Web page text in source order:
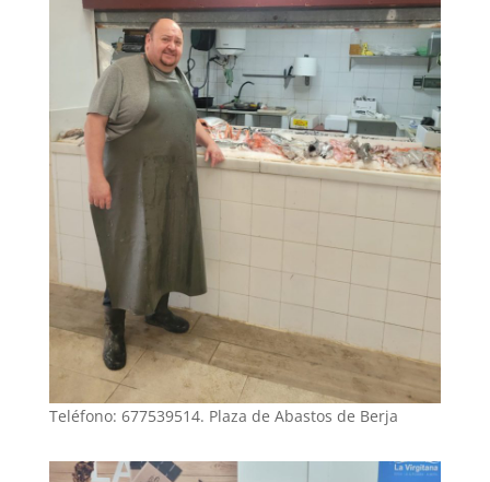
Teléfono: 677539514. Plaza de Abastos de Berja